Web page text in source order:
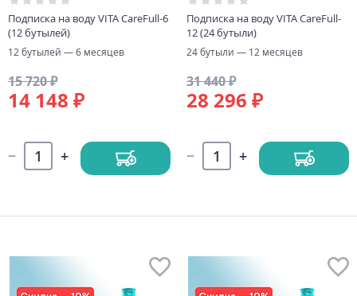
Подписка на воду VITA CareFull-6
(12 бутылей)
12 бутылей — 6 месяцев
15 720 ₽
14 148 ₽
Подписка на воду VITA CareFull-
12 (24 бутыли)
24 бутыли — 12 месяцев
31 440 ₽
28 296 ₽